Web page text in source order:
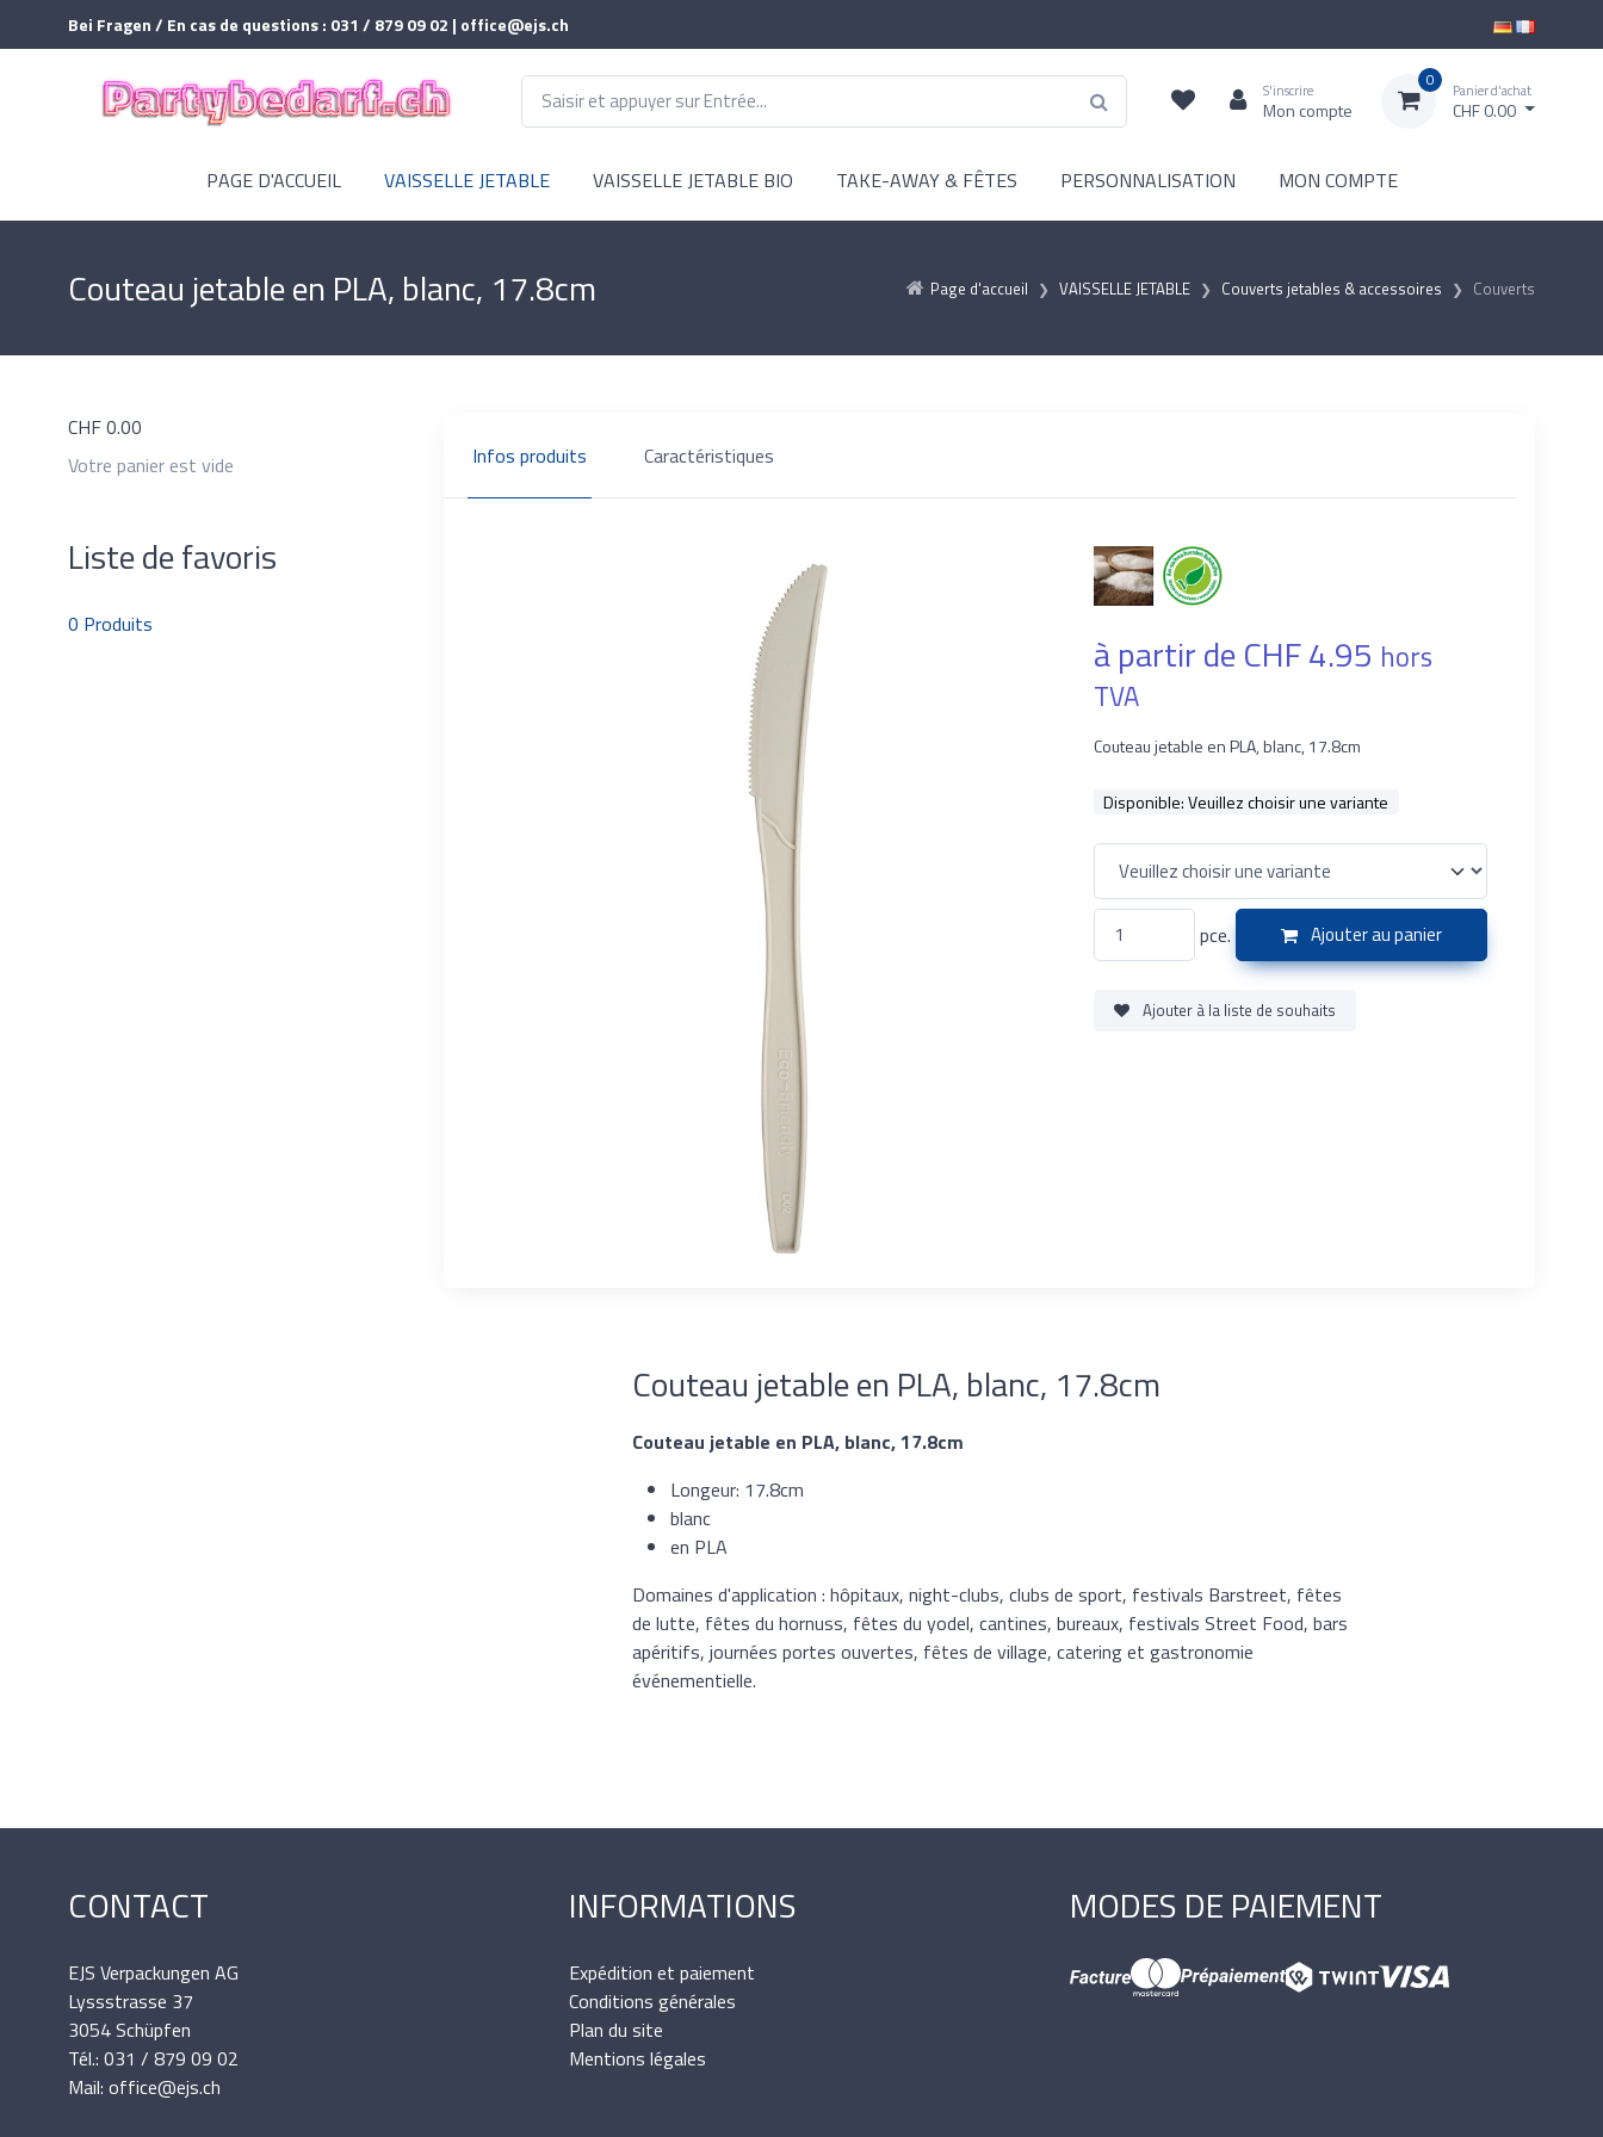
Bei Fragen / En cas de questions : 031 / 879 09 02 | office@ejs.ch
S'inscrire
Mon compte
0 Panier d'achat
CHF 0.00
PAGE D'ACCUEIL VAISSELLE JETABLE VAISSELLE JETABLE BIO TAKE-AWAY & FÊTES PERSONNALISATION MON COMPTE
Page d'accueil VAISSELLE JETABLE Couverts jetables & accessoires Couverts
Couteau jetable en PLA, blanc, 17.8cm
CHF0.00
Votre panier est vide
Liste de favoris
0 Produits
Infos produits Caractéristiques
à partir de CHF 4.95 hors
TVA
Couteau jetable en PLA, blanc, 17.8cm
Disponible:Veuillez choisir une variante
pce. Ajouter au panier
Ajouter à la liste de souhaits
Couteau jetable en PLA, blanc, 17.8cm
Couteau jetable en PLA, blanc, 17.8cm
Longeur: 17.8cm
blanc
en PLA
Domaines d'application : hôpitaux, night-clubs, clubs de sport, festivals Barstreet, fêtes
de lutte, fêtes du hornuss, fêtes du yodel, cantines, bureaux, festivals Street Food, bars
apéritifs, journées portes ouvertes, fêtes de village, catering et gastronomie
événementielle.
CONTACT
EJS Verpackungen AG
Lyssstrasse 37
3054 Schüpfen
Tél.: 031 / 879 09 02
Mail: office@ejs.ch
INFORMATIONS
Expédition et paiement
Conditions générales
Plan du site
Mentions légales
MODES DE PAIEMENT